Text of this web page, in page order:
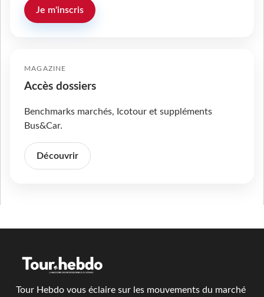
Je m'inscris
MAGAZINE
Accès dossiers
Benchmarks marchés, Icotour et suppléments
Bus&Car.
Découvrir
Tour Hebdo vous éclaire sur les mouvements du marché